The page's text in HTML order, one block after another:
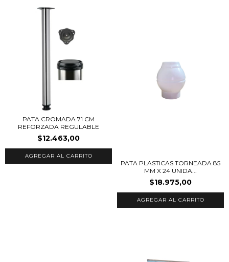
PATA CROMADA 71 CM
REFORZADA REGULABLE
$12.463,00
PATA PLASTICAS TORNEADA 85
MM X 24 UNIDA...
$18.975,00